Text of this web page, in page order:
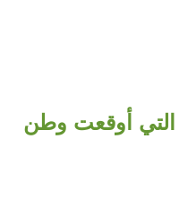
التي أوقعت وطن